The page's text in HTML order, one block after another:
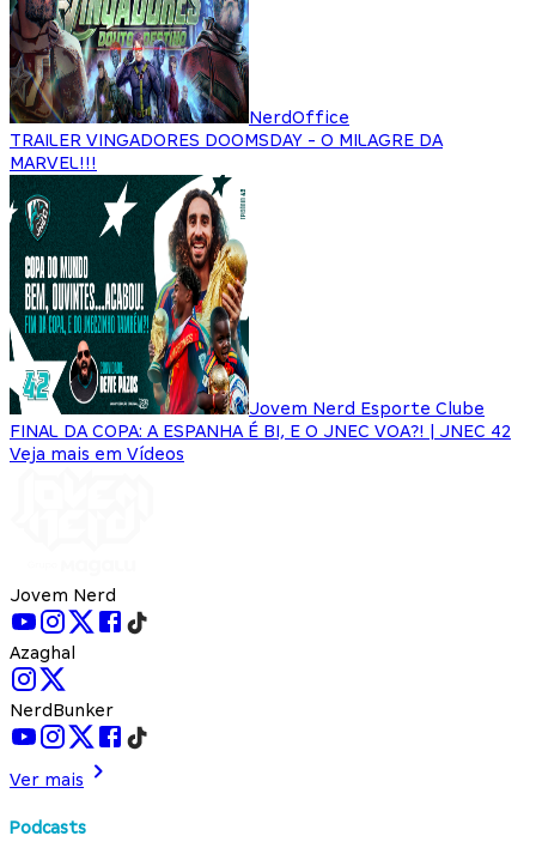
NerdOffice
TRAILER VINGADORES DOOMSDAY - O MILAGRE DA
MARVEL!!!
Jovem Nerd Esporte Clube
FINAL DA COPA: A ESPANHA É BI, E O JNEC VOA?! | JNEC 42
Veja mais em Vídeos
Jovem Nerd
Azaghal
NerdBunker
Ver mais
Podcasts